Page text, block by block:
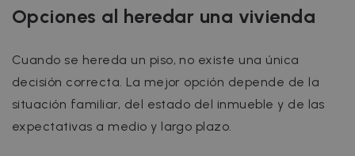
Opciones al heredar una vivienda
Cuando se hereda un piso, no existe una única
decisión correcta. La mejor opción depende de la
situación familiar, del estado del inmueble y de las
expectativas a medio y largo plazo.